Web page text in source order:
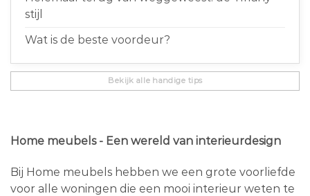
stijl
Wat is de beste voordeur?
Bekijk alle handige tips
Home meubels - Een wereld van interieurdesign
Bij Home meubels hebben we een grote voorliefde
voor alle woningen die een mooi interieur weten te